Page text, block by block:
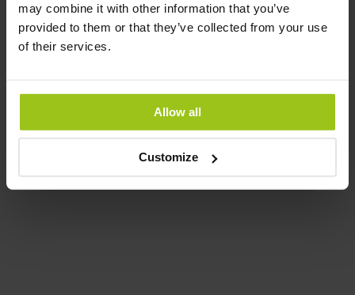
may combine it with other information that you’ve
provided to them or that they’ve collected from your use
of their services.
Allow all
Customize
100%
Adicionar ao Carrinho